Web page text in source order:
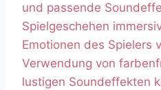
und passende
Spielgeschehen
Emotionen des Spielers
Verwendung von
lustigen Soundeffekten